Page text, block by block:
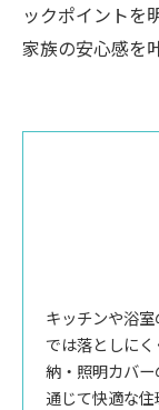
ックポイントを
家族の安心感を
キッチンや浴
では落としに
納・照明カバ
通じて快適な住